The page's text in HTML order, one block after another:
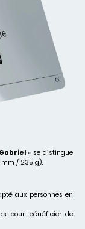
» se distingue
mm / 235 g).
aux personnes en
pour bénéficier de